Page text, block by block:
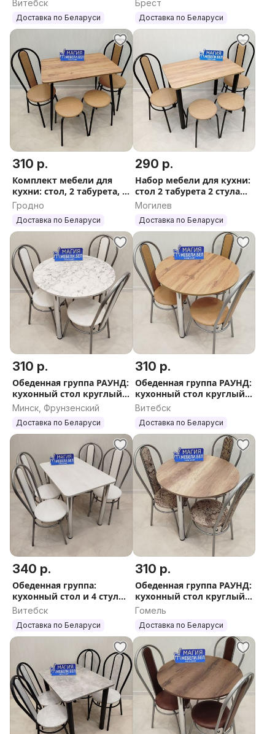
Витебск
Доставка по Беларуси
Брест
Доставка по Беларуси
310 р.
Комплект мебели для
кухни: стол, 2 табурета, 2
стула Доставка Выбор
Гарантия
Гродно
Доставка по Беларуси
290 р.
Набор мебели для кухни:
стол 2 табурета 2 стула
Бесплатная доставка
Могилев
Доставка по Беларуси
310 р.
Обеденная группа РАУНД:
кухонный стол круглый
и 3 стула Доставка
Гарантия Обеденный
стол кухонный
Минск, Фрунзенский
Доставка по Беларуси
310 р.
Обеденная группа РАУНД:
кухонный стол круглый
и 3 стула Доставка
стол кухонный
Витебск
Доставка по Беларуси
340 р.
Обеденная группа:
кухонный стол и 4 стула.
Доставка по РБ
Витебск
Доставка по Беларуси
310 р.
Обеденная группа РАУНД:
кухонный стол круглый
и 3 стула Доставка
стол кухонный
Гомель
Доставка по Беларуси